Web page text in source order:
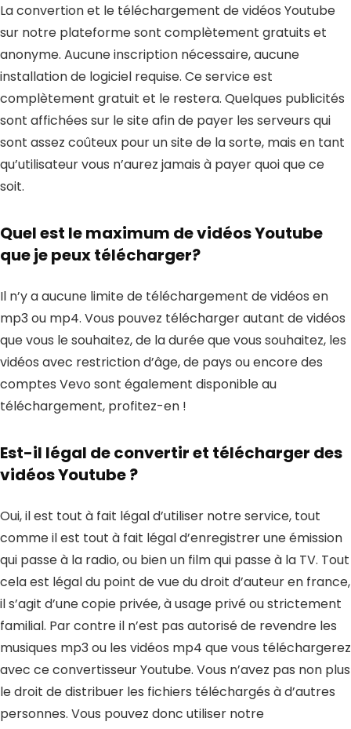
La convertion et le téléchargement de vidéos Youtube
sur notre plateforme sont complètement gratuits et
anonyme. Aucune inscription nécessaire, aucune
installation de logiciel requise. Ce service est
complètement gratuit et le restera. Quelques publicités
sont affichées sur le site afin de payer les serveurs qui
sont assez coûteux pour un site de la sorte, mais en tant
qu’utilisateur vous n’aurez jamais à payer quoi que ce
soit.
Quel est le maximum de vidéos Youtube
que je peux télécharger?
Il n’y a aucune limite de téléchargement de vidéos en
mp3 ou mp4. Vous pouvez télécharger autant de vidéos
que vous le souhaitez, de la durée que vous souhaitez, les
vidéos avec restriction d’âge, de pays ou encore des
comptes Vevo sont également disponible au
téléchargement, profitez-en !
Est-il légal de convertir et télécharger des
vidéos Youtube ?
Oui, il est tout à fait légal d’utiliser notre service, tout
comme il est tout à fait légal d’enregistrer une émission
qui passe à la radio, ou bien un film qui passe à la TV. Tout
cela est légal du point de vue du droit d’auteur en france,
il s’agit d’une copie privée, à usage privé ou strictement
familial. Par contre il n’est pas autorisé de revendre les
musiques mp3 ou les vidéos mp4 que vous téléchargerez
avec ce convertisseur Youtube. Vous n’avez pas non plus
le droit de distribuer les fichiers téléchargés à d’autres
personnes. Vous pouvez donc utiliser notre